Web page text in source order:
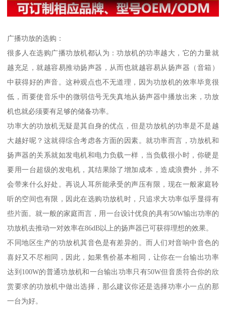
广播功放的选购：
很多人在选购广播功放机都认为：功放机的功率越大，它的力量就
越充足，就越容易推动扬声器，从而也就越容易从扬声器（音箱）
中获得好的声音。这种观点也不无道理，因为功放机的效率毕竟很
低，而要使音乐中的微弱信号无失真地从扬声器中播放出来，功放
机也就必须要有足够的储备功率。
功率大的功放机无疑是其自身的优点，但是功放机的功率是不是越
大越好呢？这就得综合考虑各方面的因素。就功率而言，功放机和
扬声器的关系就如发电机和电力负载一样，当负载很小时，你硬是
要用一台超级的发电机，其结果除了增加成本，造成浪费外，并不
会带来什么好处。再说人耳所能承受的声压有限，现在一般家庭聆
听的空间也有限，因此在选购功放机时，只追求大功率似乎显得有
些片面。就一般的家庭而言，用一台设计优良的具有50W输出功率的
功放机去推动一对效率在86dB以上的扬声器已可获得理想的效果。
不同地区生产的功放机其音色是有差异的。而人们对音响中音色的
喜好又不尽相同，因此，如果售价基本相同，让你在一台输出功率
达到100W的普通功放机和一台输出功率只有50W但音质符合你的欣
赏要求的功放机中做出选择，那么建议你还是选择功率小一点的那
一台为好。